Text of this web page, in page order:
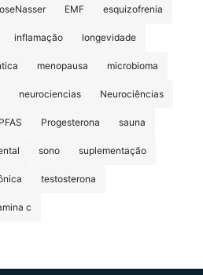
EMF esquizofrenia
inflamação longevidade
menopausa microbioma
neurociencias Neurociências
PFAS Progesterona sauna
sono suplementação
testosterona
c